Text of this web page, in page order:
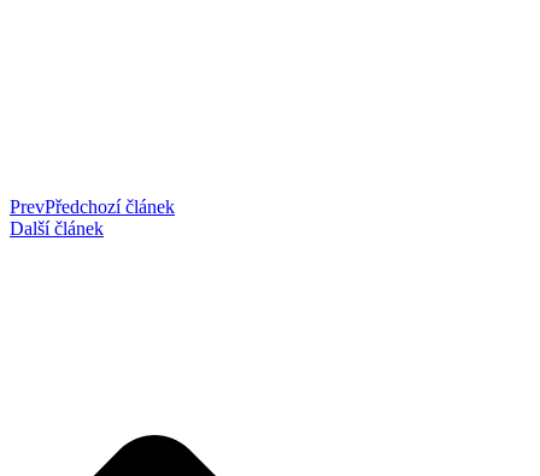
PrevPředchozí článek
Další článek